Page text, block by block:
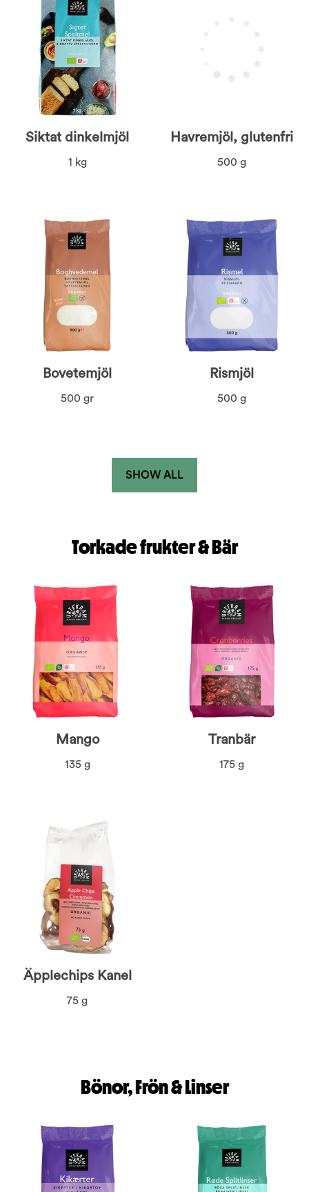
Siktat dinkelmjöl
1 kg
Havremjöl, glutenfri
500 g
Bovetemjöl
500 gr
Rismjöl
500 g
SHOW ALL
Torkade frukter & Bär
Mango
135 g
Tranbär
175 g
Äpplechips Kanel
75 g
Bönor, Frön & Linser